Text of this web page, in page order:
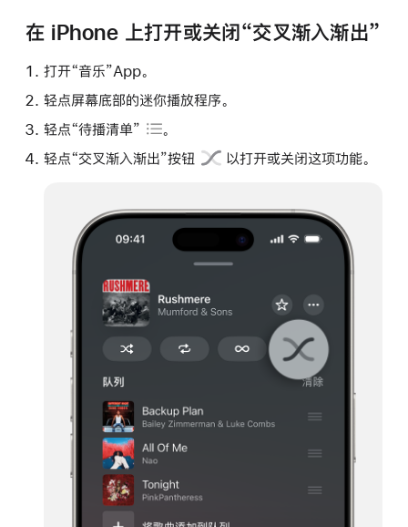
在 iPhone 上打开或关闭“交叉渐入渐出”
打开“音乐”App。
轻点屏幕底部的迷你播放程序。
轻点“待播清单”
。
轻点“交叉渐入渐出”按钮 以打开或关闭这项功能。